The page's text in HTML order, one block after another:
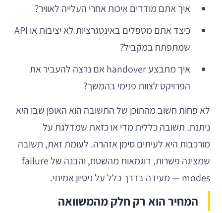
איך אתם מודדים איכות אחרי העלייה לאוויר?
כיצד אתם מטפלים באינטגרציות לא יציבות או API
שמתפתח במקביל?
איך מתבצע handover אם נרצה להעביר את
הפרויקט לצוות פנימי בהמשך?
לא פחות חשוב מהתוכן של התשובה הוא האופן שבו היא
ניתנת. תשובה כללית מדי או כזאת שמדלגת על
מורכבות היא לעיתים סימן אזהרה. לעומת זאת, תשובה
שמציגה פשרות, דוגמאות מהשטח, והבנה של failure
modes — מעידה בדרך כלל על ניסיון אמיתי.
המחיר הוא רק חלק מהמשוואה